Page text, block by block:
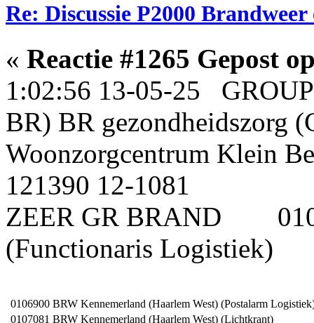
Re: Discussie P2000
« Reactie #1265 Gepost
1:02:56 13-05-25
BR) BR gezondheidszorg
Woonzorgcentrum Klein
121390 12-1081
ZEER GR BRAND
(Functionaris Logistiek)
0106900 BRW Kennemerland (Haarlem West) (Postalarm
0107081 BRW Kennemerland (Haarlem West) (Lichtkrant)